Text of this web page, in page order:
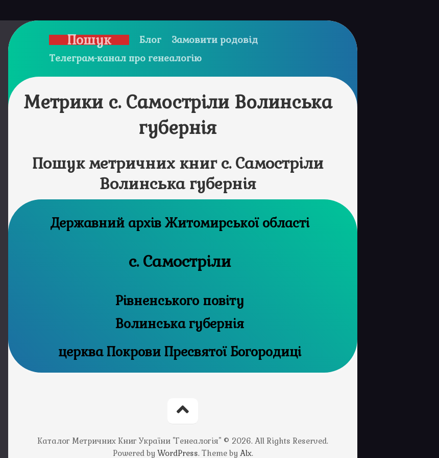
Пошук Блог
Замовити родовід
Телеграм-канал про генеалогію
Метрики с. Самостріли Волинська
губернія
Пошук метричних книг с. Самостріли
Волинська губернія
Державний архів Житомирської області
с. Самостріли
Рівненського повіту
Волинська губернія
церква Покрови Пресвятої Богородиці
Каталог Метричних Книг України "Генеалогія" © 2026. All Rights Reserved.
Powered by WordPress. Theme by Alx.